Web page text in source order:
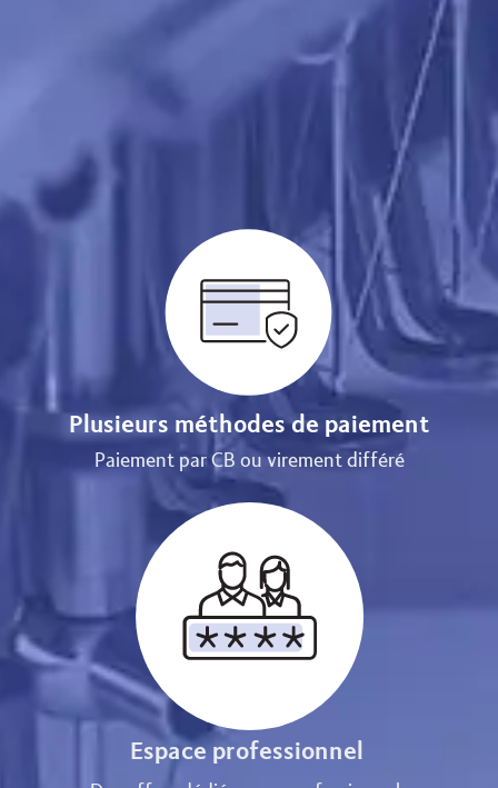
Plusieurs méthodes de paiement
Paiement par CB ou virement différé
Espace professionnel